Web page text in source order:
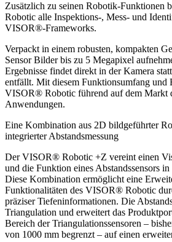
Zusätzlich zu seinen Robotik-Funktionen
Robotic alle Inspektions-, Mess- und
VISOR®-Frameworks.
Verpackt in einem robusten, kompakten
Sensor Bilder bis zu 5 Megapixel
Ergebnisse findet direkt in der Kamera
entfällt. Mit diesem Funktionsumfang und
VISOR® Robotic führend auf dem Markt
Anwendungen.
Eine Kombination aus 2D bildgeführter
integrierter Abstandsmessung
Der VISOR® Robotic +Z vereint einen
und die Funktion eines Abstandssensors
Diese Kombination ermöglicht eine
Funktionalitäten des VISOR® Robotic
präziser Tiefeninformationen. Die
Triangulation und erweitert das
Bereich der Triangulationssensoren –
von 1000 mm begrenzt – auf einen